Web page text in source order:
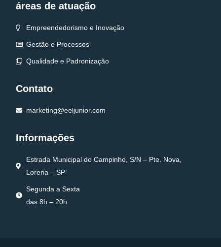
áreas de atuação
Empreendedorismo e Inovação
Gestão e Processos
Qualidade e Padronização
Contato
marketing@eeljunior.com
Informações
Estrada Municipal do Campinho, S/N – Pte. Nova,
Lorena – SP
Segunda a Sexta
das 8h – 20h